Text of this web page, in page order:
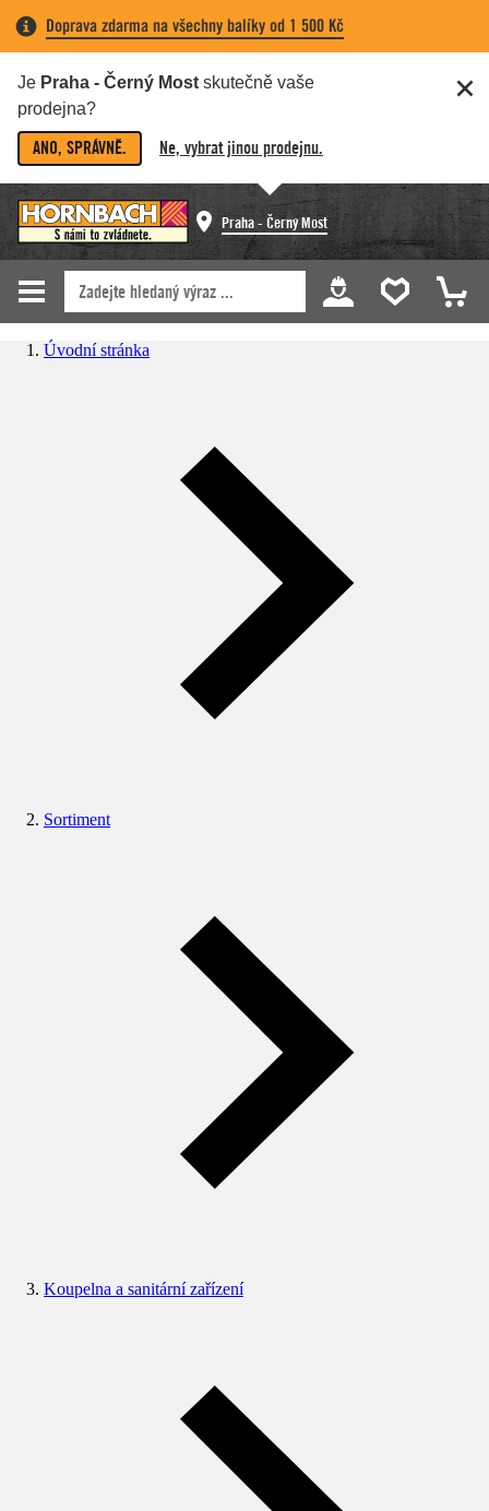
Doprava zdarma na všechny balíky od 1 500 Kč
Je Praha - Černý Most skutečně vaše
prodejna?
ANO, SPRÁVNĚ. Ne, vybrat jinou prodejnu.
Praha - Černý Most
Úvodní stránka
Sortiment
Koupelna a sanitární zařízení